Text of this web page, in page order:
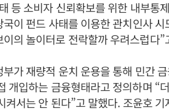
등 소비자 신뢰확보를 위한 내부통
이 펀드 사태를 이용한 관치인사
의 놀이터로 전락할까 우려스럽다”
가 재량적 운치 운용을 통해 민간
개입하는 금융형태라고 정의하며 “
서는 안 된다”고 말했다. 조윤호 기